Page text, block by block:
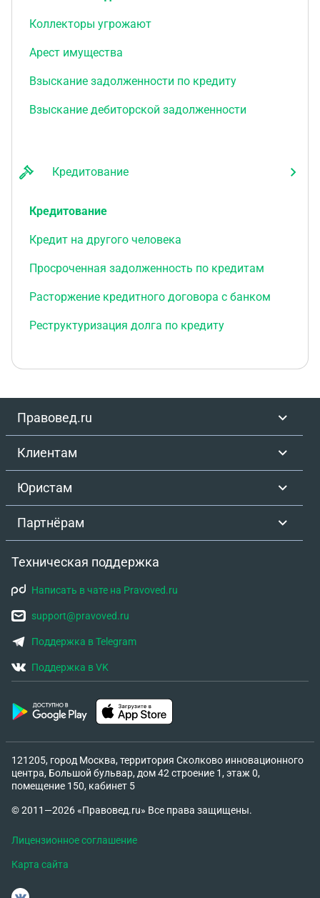
Коллекторы угрожают
Арест имущества
Взыскание задолженности по кредиту
Взыскание дебиторской задолженности
Кредитование
Кредитование
Кредит на другого человека
Просроченная задолженность по кредитам
Расторжение кредитного договора с банком
Реструктуризация долга по кредиту
Правовед.ru
Клиентам
Юристам
Партнёрам
Техническая поддержка
Написать в чате на Pravoved.ru
support@pravoved.ru
Поддержка в Telegram
Поддержка в VK
121205, город Москва, территория Сколково инновационного
центра, Большой бульвар, дом 42 строение 1, этаж 0,
помещение 150, кабинет 5
© 2011—2026 «Правовед.ru» Все права защищены.
Лицензионное соглашение
Карта сайта